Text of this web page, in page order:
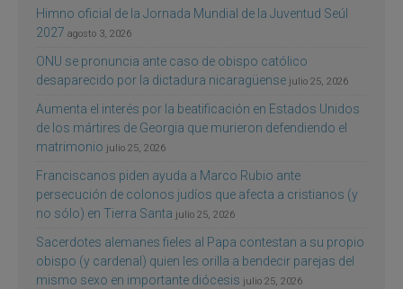
Himno oficial de la Jornada Mundial de la Juventud Seúl
2027 agosto 3, 2026
ONU se pronuncia ante caso de obispo católico
desaparecido por la dictadura nicaragüense julio 25, 2026
Aumenta el interés por la beatificación en Estados Unidos
de los mártires de Georgia que murieron defendiendo el
matrimonio julio 25, 2026
Franciscanos piden ayuda a Marco Rubio ante
persecución de colonos judíos que afecta a cristianos (y
no sólo) en Tierra Santa julio 25, 2026
Sacerdotes alemanes fieles al Papa contestan a su propio
obispo (y cardenal) quien les orilla a bendecir parejas del
mismo sexo en importante diócesis julio 25, 2026